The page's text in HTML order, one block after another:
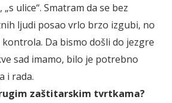
ulice“. Smatram da se bez
ljudi posao vrlo brzo izgubi, no
Da bismo došli do jezgre
sad imamo, bilo je potrebno
i rada.
zaštitarskim tvrtkama?